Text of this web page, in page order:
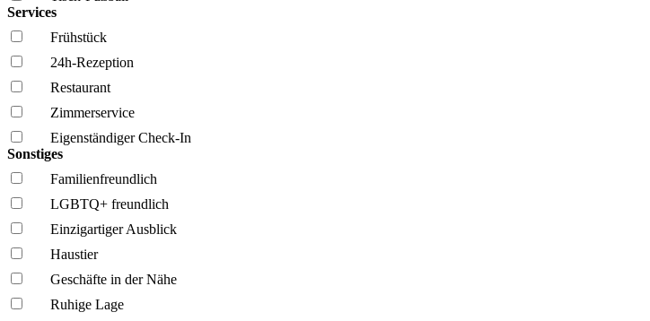
Services
Frühstück
24h-Rezeption
Restaurant
Zimmerservice
Eigenständiger Check-In
Sonstiges
Familien­freundlich
LGBTQ+ freundlich
Einzigartiger Ausblick
Haustier
Geschäfte in der Nähe
Ruhige Lage